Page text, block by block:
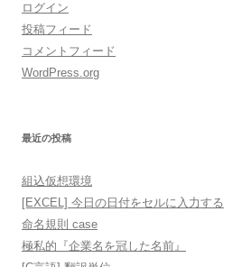
ログイン
投稿フィード
コメントフィード
WordPress.org
最近の投稿
組込仮想環境
[EXCEL] 今日の日付をセルに入力する
命名規則 case
極私的『企業名を冠した名前』